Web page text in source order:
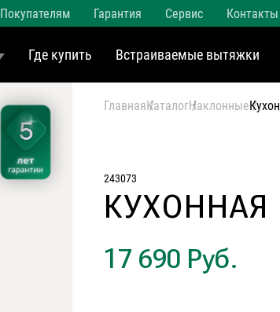
Покупателям Гарантия Сервис Контакты
Где купить Встраиваемые вытяжки
ГлавнаяКаталогНаклонные
243073
КУХОННАЯ
17 690 Руб.